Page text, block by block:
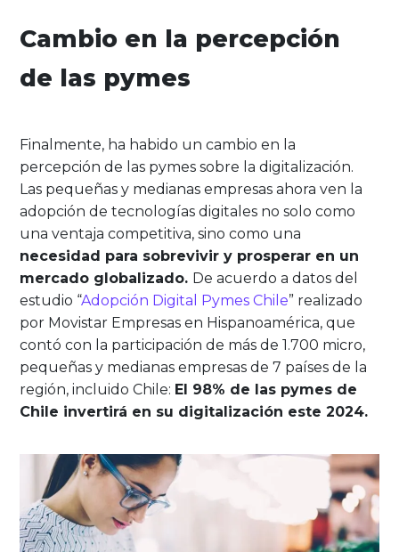
Cambio en la percepción
de las pymes
Finalmente, ha habido un cambio en la
percepción de las pymes sobre la digitalización.
Las pequeñas y medianas empresas ahora ven la
adopción de tecnologías digitales no solo como
una ventaja competitiva, sino como una
necesidad para sobrevivir y prosperar en un
mercado globalizado. De acuerdo a datos del
estudio “Adopción Digital Pymes Chile” realizado
por Movistar Empresas en Hispanoamérica, que
contó con la participación de más de 1.700 micro,
pequeñas y medianas empresas de 7 países de la
región, incluido Chile: El 98% de las pymes de
Chile invertirá en su digitalización este 2024.